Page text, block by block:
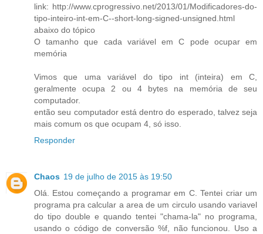
link: http://www.cprogressivo.net/2013/01/Modificadores-do-
tipo-inteiro-int-em-C--short-long-signed-unsigned.html
abaixo do tópico
O tamanho que cada variável em C pode ocupar em
memória
Vimos que uma variável do tipo int (inteira) em C,
geralmente ocupa 2 ou 4 bytes na memória de seu
computador.
então seu computador está dentro do esperado, talvez seja
mais comum os que ocupam 4, só isso.
Responder
Chaos 19 de julho de 2015 às 19:50
Olá. Estou começando a programar em C. Tentei criar um
programa pra calcular a area de um circulo usando variavel
do tipo double e quando tentei "chama-la" no programa,
usando o código de conversão %f, não funcionou. Uso a